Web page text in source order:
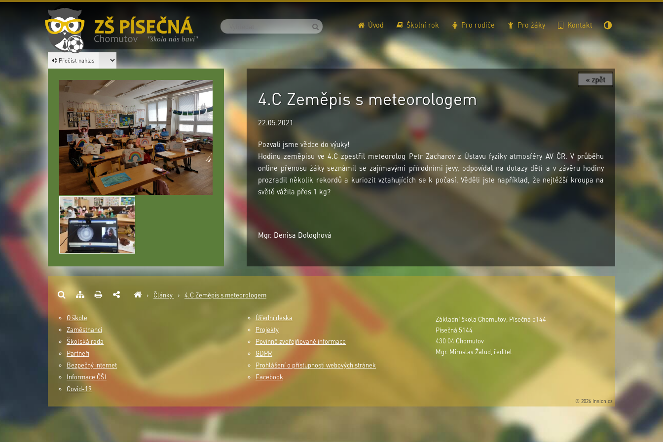
Úvod Školní rok Pro rodiče Pro žáky Kontakt
"škola nás baví"
Přečíst nahlas
« zpět
4.C Zeměpis s meteorologem
22.05.2021
Pozvali jsme vědce do výuky!
Hodinu zeměpisu ve 4.C zpestřil meteorolog Petr Zacharov z Ústavu fyziky atmosféry AV ČR. V průběhu
online přenosu žáky seznámil se zajímavými přírodními jevy, odpovídal na dotazy dětí a v závěru hodiny
prozradil několik rekordů a kuriozit vztahujících se k počasí. Věděli jste například, že nejtěžší kroupa na
světě vážila přes 1 kg?
Mgr. Denisa Dologhová
› Články › 4.C Zeměpis s meteorologem
O škole
Zaměstnanci
Školská rada
Partneři
Bezpečný internet
Informace ČŠI
Covid-19
Úřední deska
Projekty
Povinně zveřejňované informace
GDPR
Prohlášení o přístupnosti webových stránek
Facebook
Základní škola Chomutov, Písečná 5144
Písečná 5144
430 04 Chomutov
Mgr. Miroslav Žalud, ředitel
© 2026 Insion.cz